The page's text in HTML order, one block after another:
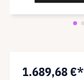
1.689,68 €*